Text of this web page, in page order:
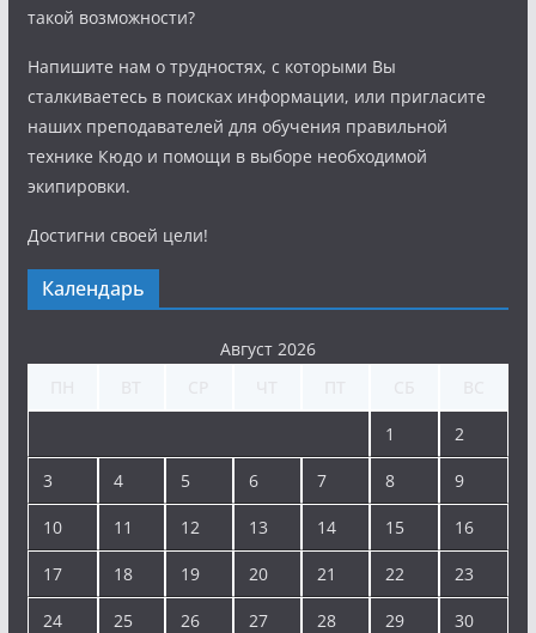
такой возможности?
Напишите нам о трудностях, с которыми Вы
сталкиваетесь в поисках информации, или пригласите
наших преподавателей для обучения правильной
технике Кюдо и помощи в выборе необходимой
экипировки.
Достигни своей цели!
Календарь
Август 2026
1 2
3 4 5 6 7 8 9
10 11 12 13 14 15 16
17 18 19 20 21 22 23
24 25 26 27 28 29 30